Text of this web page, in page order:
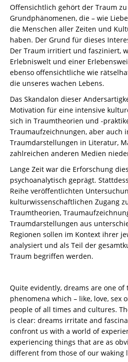
Offensichtlich gehört der Traum
Grundphänomenen, die – wie
die Menschen aller Zeiten und
haben. Der Grund für dieses
Der Traum irritiert und fasziniert,
Erlebniswelt und einer
ebenso offensichtliche wie
die unseres wachen Lebens.
Das Skandalon dieser
Motivation für eine intensive
sich in Traumtheorien und -
Traumaufzeichnungen, aber auch
Traumdarstellungen in Literatur,
zahlreichen anderen Medien
Lange Zeit war die Erforschung
psychoanalytisch geprägt.
Reihe veröffentlichten
kulturwissenschaftlichen Zugang
Traumtheorien,
Traumdarstellungen aus
Regionen sollen im Kontext ihrer
analysiert und als Teil der
Traum begriffen werden.
Quite evidently, dreams are one
phenomena which – like, love, sex
people of all times and cultures.
is clear: dreams irritate and
confront us with a world of
experiencing things that are as
different from those of our waking